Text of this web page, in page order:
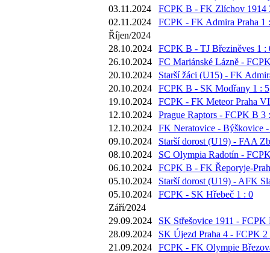
03.11.2024
FCPK B - FK Zlíchov 1914
02.11.2024
FCPK - FK Admira Praha 1
Říjen/2024
28.10.2024
FCPK B - TJ Březiněves 1 :
26.10.2024
FC Mariánské Lázně -
20.10.2024
Starší žáci (U15) - FK
20.10.2024
FCPK B - SK Modřany 1 : 5
19.10.2024
FCPK - FK Meteor Praha
12.10.2024
Prague Raptors - FCPK B 3
12.10.2024
FK Neratovice - Býškovice
09.10.2024
Starší dorost (U19) - FAA
08.10.2024
SC Olympia Radotín -
06.10.2024
FCPK B - FK Řeporyje-
05.10.2024
Starší dorost (U19) - AFK
05.10.2024
FCPK - SK Hřebeč 1 : 0
Září/2024
29.09.2024
SK Střešovice 1911 - FCPK
28.09.2024
SK Újezd Praha 4 - FCPK 2
21.09.2024
FCPK - FK Olympie